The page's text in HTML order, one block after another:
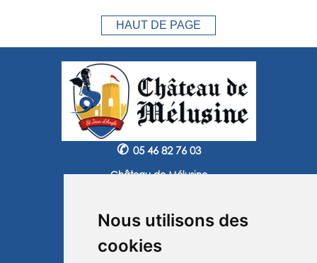
Nous utilisons des
cookies
HAUT DE PAGE
✆ 05 46 82 76 03
Château de Mélusine
Instagram Facebook